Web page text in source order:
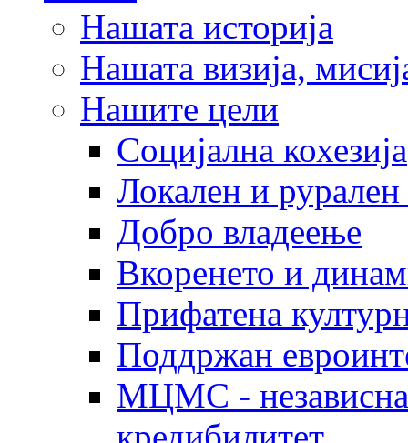
Нашата историја
Нашата визија,
Нашите цели
Социјална кохезија
Локален и рурален
Добро владеење
Вкоренето и
Прифатена
Поддржан
МЦМС - независна